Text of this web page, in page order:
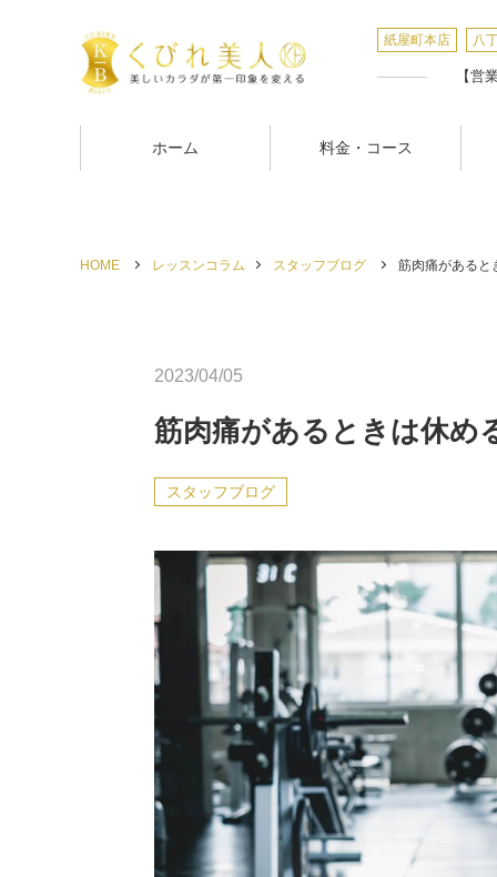
紙屋町本店 八
【営
ホーム 料金・コース
HOME レッスンコラム スタッフブログ 筋肉痛があると
2023/04/05
筋肉痛があるときは休め
スタッフブログ